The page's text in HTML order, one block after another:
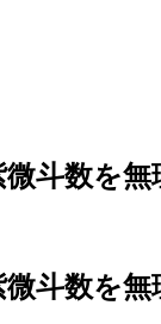
斗数を
斗数を